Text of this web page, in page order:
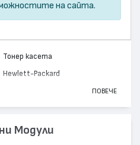
на сайта.
Тонер касета
Hewlett-Packard
Монохромен
5000
ПОВЕЧЕ
Модули